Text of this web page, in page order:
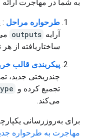
به شما در مهاجرت
طرحواره مراحل :
آرایه outputs
ساختاریافته از
پیکربندی قالب
چندریختی جدید،
تجمیع کرده و
می‌کند.
برای به‌روزرسانی
مهاجرت به طرحواره